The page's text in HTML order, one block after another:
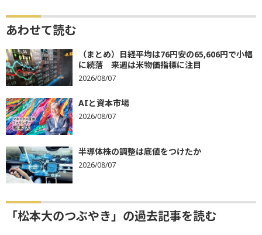
あわせて読む
（まとめ）日経平均は76円安の65,606円で小幅
に続落 来週は米物価指標に注目
2026/08/07
AIと資本市場
2026/08/07
半導体株の調整は底値をつけたか
2026/08/07
「松本大のつぶやき」の過去記事を読む